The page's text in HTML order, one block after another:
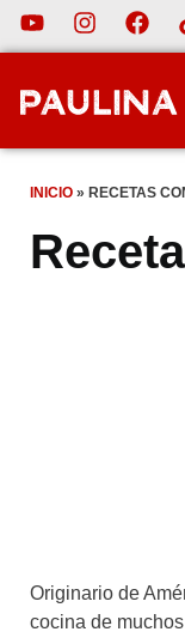
INICIO » RECETAS
Originario de
cocina de